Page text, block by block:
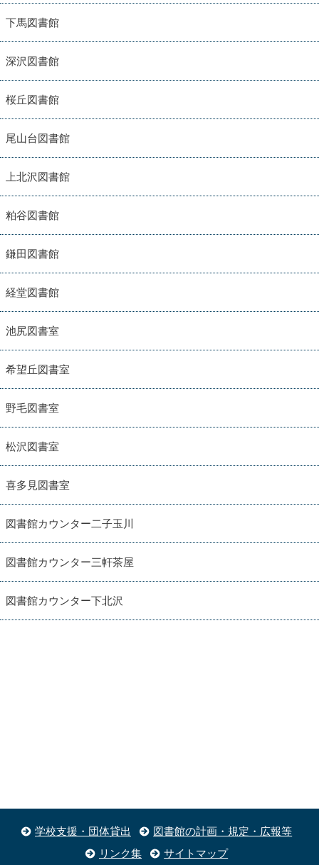
下馬図書館
深沢図書館
桜丘図書館
尾山台図書館
上北沢図書館
粕谷図書館
鎌田図書館
経堂図書館
池尻図書室
希望丘図書室
野毛図書室
松沢図書室
喜多見図書室
図書館カウンター二子玉川
図書館カウンター三軒茶屋
図書館カウンター下北沢
学校支援・団体貸出
図書館の計画・規定・広報等
リンク集
サイトマップ